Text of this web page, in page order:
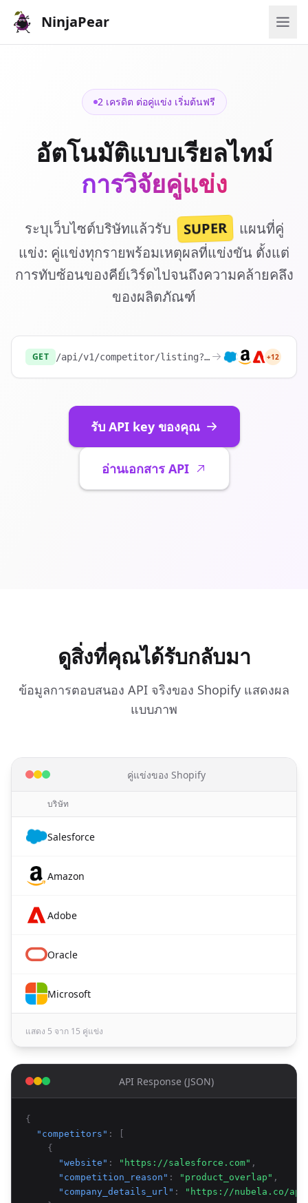
NinjaPear
2 เครดิต ต่อคู่แข่ง เริ่มต้นฟรี
อัตโนมัติแบบเรียลไทม์
การวิจัยคู่แข่ง
ระบุเว็บไซต์บริษัทแล้วรับ SUPER
แผนที่คู่
แข่ง: คู่แข่งทุกรายพร้อมเหตุผลที่แข่งขัน ตั้งแต่
การทับซ้อนของคีย์เวิร์ดไปจนถึงความคล้ายคลึง
ของผลิตภัณฑ์
GET /api/v1/competitor/listing?website= https://
+12
รับ API key ของคุณ
อ่านเอกสาร API
ดูสิ่งที่คุณได้รับกลับมา
ข้อมูลการตอบสนอง API จริงของ Shopify แสดงผล
แบบภาพ
คู่แข่งของ Shopify
บริษัท
Salesforce
Amazon
Adobe
Oracle
Microsoft
แสดง 5 จาก 15 คู่แข่ง
API Response (JSON)
{
"competitors" : [
{
"website" : "https://salesforce.com" ,
"competition_reason" : "product_overlap" ,
"company_details_url" :
"https://nubela.co/